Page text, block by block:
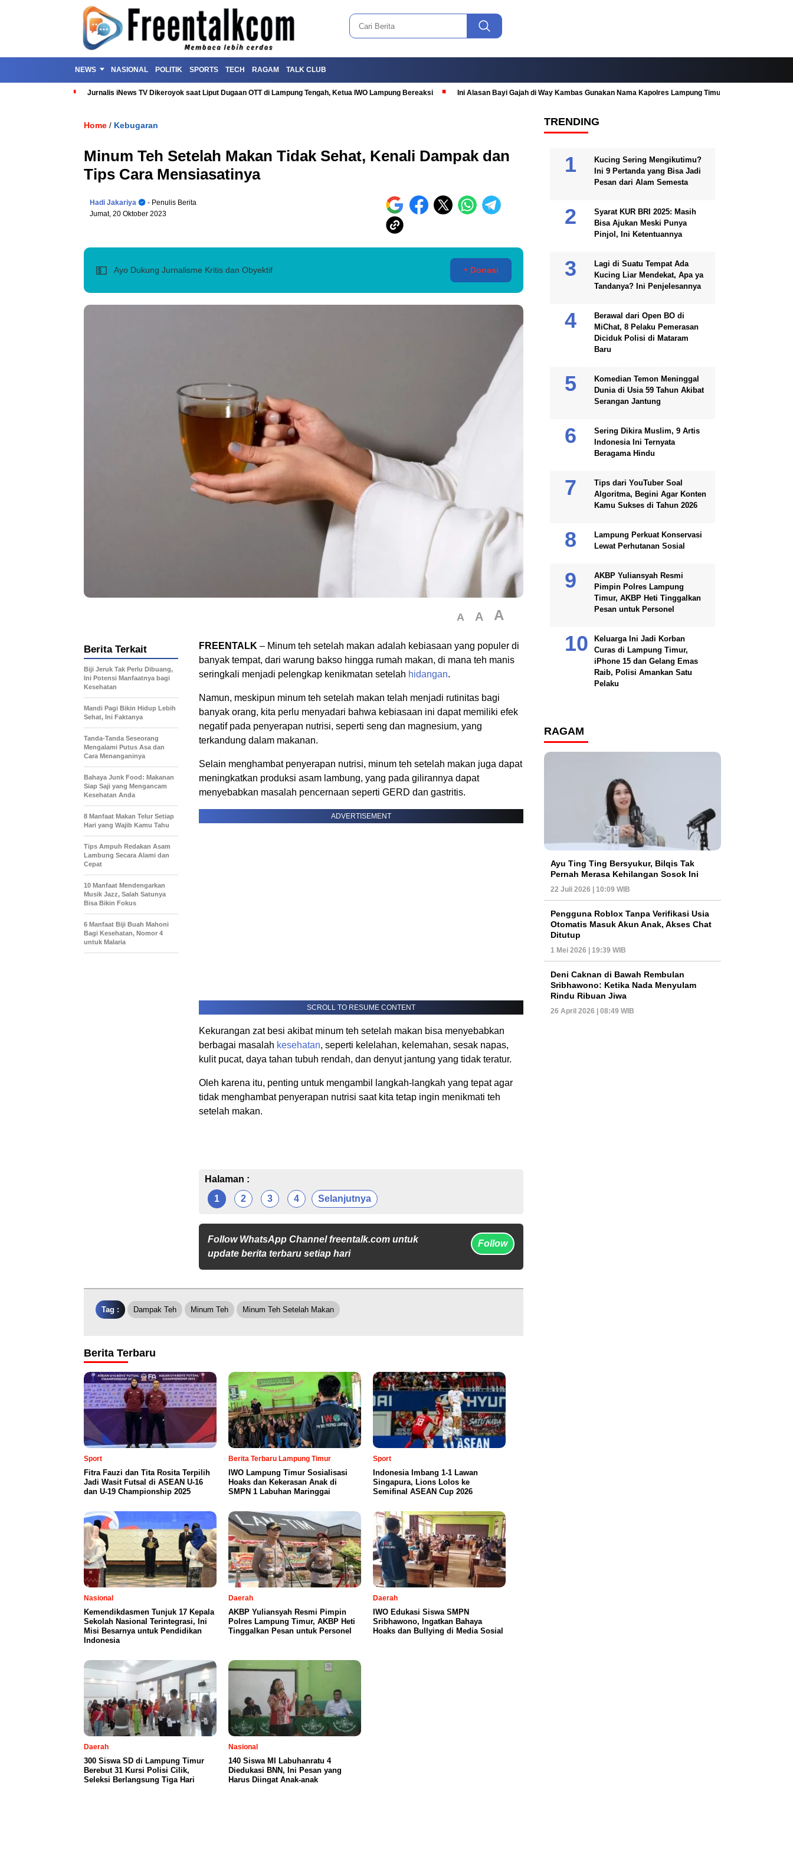
NEWS NASIONAL POLITIK SPORTS TECH RAGAM TALK CLUB
Jurnalis iNews TV Dikeroyok saat Liput Dugaan OTT di Lampung Tengah, Ketua IWO Lampung Bereaksi Ini Alasan Bayi Gajah di Way Kambas Gunakan Nama Kapolres Lampung Timur
Home / Kebugaran
Minum Teh Setelah Makan Tidak Sehat, Kenali Dampak dan
Tips Cara Mensiasatinya
Hadi Jakariya
- Penulis Berita
Jumat, 20 Oktober 2023
💵 Ayo Dukung Jurnalisme Kritis dan Obyektif + Donasi
A A A
FREENTALK – Minum teh setelah makan adalah kebiasaan yang populer di
banyak tempat, dari warung bakso hingga rumah makan, di mana teh manis
seringkali menjadi pelengkap kenikmatan setelah hidangan.
Namun, meskipun minum teh setelah makan telah menjadi rutinitas bagi
banyak orang, kita perlu menyadari bahwa kebiasaan ini dapat memiliki efek
negatif pada penyerapan nutrisi, seperti seng dan magnesium, yang
terkandung dalam makanan.
Selain menghambat penyerapan nutrisi, minum teh setelah makan juga dapat
meningkatkan produksi asam lambung, yang pada gilirannya dapat
menyebabkan masalah pencernaan seperti GERD dan gastritis.
ADVERTISEMENT
SCROLL TO RESUME CONTENT
Kekurangan zat besi akibat minum teh setelah makan bisa menyebabkan
berbagai masalah kesehatan, seperti kelelahan, kelemahan, sesak napas,
kulit pucat, daya tahan tubuh rendah, dan denyut jantung yang tidak teratur.
Oleh karena itu, penting untuk mengambil langkah-langkah yang tepat agar
tidak menghambat penyerapan nutrisi saat kita tetap ingin menikmati teh
setelah makan.
Halaman :
1
2 3 4 Selanjutnya
Follow WhatsApp Channel freentalk.com untuk
update berita terbaru setiap hari
Follow
Berita Terkait
Biji Jeruk Tak Perlu Dibuang,
Ini Potensi Manfaatnya bagi
Kesehatan
Mandi Pagi Bikin Hidup Lebih
Sehat, Ini Faktanya
Tanda-Tanda Seseorang
Mengalami Putus Asa dan
Cara Menanganinya
Bahaya Junk Food: Makanan
Siap Saji yang Mengancam
Kesehatan Anda
8 Manfaat Makan Telur Setiap
Hari yang Wajib Kamu Tahu
Tips Ampuh Redakan Asam
Lambung Secara Alami dan
Cepat
10 Manfaat Mendengarkan
Musik Jazz, Salah Satunya
Bisa Bikin Fokus
6 Manfaat Biji Buah Mahoni
Bagi Kesehatan, Nomor 4
untuk Malaria
Tag : Dampak Teh Minum Teh Minum Teh Setelah Makan
Berita Terbaru
Sport
Fitra Fauzi dan Tita Rosita Terpilih
Jadi Wasit Futsal di ASEAN U-16
dan U-19 Championship 2025
Berita Terbaru Lampung Timur
IWO Lampung Timur Sosialisasi
Hoaks dan Kekerasan Anak di
SMPN 1 Labuhan Maringgai
Sport
Indonesia Imbang 1-1 Lawan
Singapura, Lions Lolos ke
Semifinal ASEAN Cup 2026
Nasional
Kemendikdasmen Tunjuk 17 Kepala
Sekolah Nasional Terintegrasi, Ini
Misi Besarnya untuk Pendidikan
Indonesia
Daerah
AKBP Yuliansyah Resmi Pimpin
Polres Lampung Timur, AKBP Heti
Tinggalkan Pesan untuk Personel
Daerah
IWO Edukasi Siswa SMPN
Sribhawono, Ingatkan Bahaya
Hoaks dan Bullying di Media Sosial
Daerah
300 Siswa SD di Lampung Timur
Berebut 31 Kursi Polisi Cilik,
Seleksi Berlangsung Tiga Hari
Nasional
140 Siswa MI Labuhanratu 4
Diedukasi BNN, Ini Pesan yang
Harus Diingat Anak-anak
TRENDING
Kucing Sering Mengikutimu?
Ini 9 Pertanda yang Bisa Jadi
Pesan dari Alam Semesta
Syarat KUR BRI 2025: Masih
Bisa Ajukan Meski Punya
Pinjol, Ini Ketentuannya
Lagi di Suatu Tempat Ada
Kucing Liar Mendekat, Apa ya
Tandanya? Ini Penjelesannya
Berawal dari Open BO di
MiChat, 8 Pelaku Pemerasan
Diciduk Polisi di Mataram
Baru
Komedian Temon Meninggal
Dunia di Usia 59 Tahun Akibat
Serangan Jantung
Sering Dikira Muslim, 9 Artis
Indonesia Ini Ternyata
Beragama Hindu
Tips dari YouTuber Soal
Algoritma, Begini Agar Konten
Kamu Sukses di Tahun 2026
Lampung Perkuat Konservasi
Lewat Perhutanan Sosial
AKBP Yuliansyah Resmi
Pimpin Polres Lampung
Timur, AKBP Heti Tinggalkan
Pesan untuk Personel
Keluarga Ini Jadi Korban
Curas di Lampung Timur,
iPhone 15 dan Gelang Emas
Raib, Polisi Amankan Satu
Pelaku
RAGAM
Ayu Ting Ting Bersyukur, Bilqis Tak
Pernah Merasa Kehilangan Sosok Ini
22 Juli 2026 | 10:09 WIB
Pengguna Roblox Tanpa Verifikasi Usia
Otomatis Masuk Akun Anak, Akses Chat
Ditutup
1 Mei 2026 | 19:39 WIB
Deni Caknan di Bawah Rembulan
Sribhawono: Ketika Nada Menyulam
Rindu Ribuan Jiwa
26 April 2026 | 08:49 WIB